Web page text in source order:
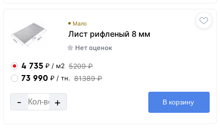
Мало
Лист рифленый 8 мм
Нет оценок
4 735 ₽ / м2 5209 ₽
73 990 ₽ / тн. 81389 ₽
- + В корзину